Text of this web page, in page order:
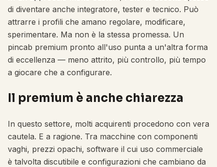
di diventare anche integratore, tester e tecnico. Può
attrarre i profili che amano regolare, modificare,
sperimentare. Ma non è la stessa promessa. Un
pincab premium pronto all'uso punta a un'altra forma
di eccellenza — meno attrito, più controllo, più tempo
a giocare che a configurare.
Il premium è anche chiarezza
In questo settore, molti acquirenti procedono con vera
cautela. E a ragione. Tra macchine con componenti
vaghi, prezzi opachi, software il cui uso commerciale
è talvolta discutibile e configurazioni che cambiano da